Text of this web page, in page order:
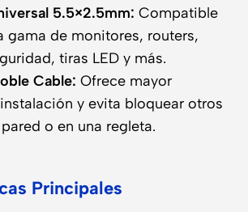
5.5×2.5mm: Compatible
gama de monitores, routers,
tiras LED y más.
Cable: Ofrece mayor
y evita bloquear otros
o en una regleta.
Principales